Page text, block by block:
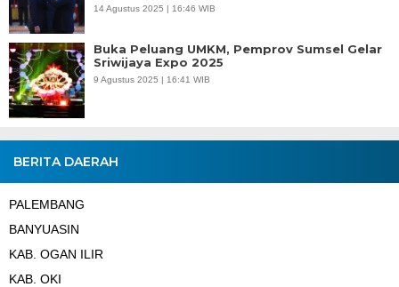
14 Agustus 2025 | 16:46 WIB
Buka Peluang UMKM, Pemprov Sumsel Gelar
Sriwijaya Expo 2025
9 Agustus 2025 | 16:41 WIB
BERITA DAERAH
PALEMBANG
BANYUASIN
KAB. OGAN ILIR
KAB. OKI